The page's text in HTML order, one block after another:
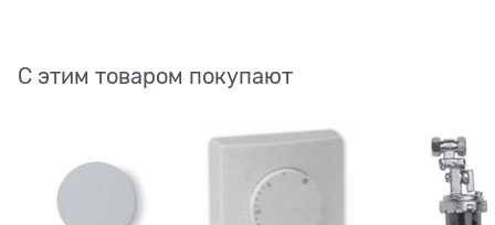
С этим товаром покупают